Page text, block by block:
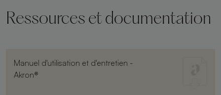
Ressources et documentation
Manuel d'utilisation et d'entretien -
Akron®